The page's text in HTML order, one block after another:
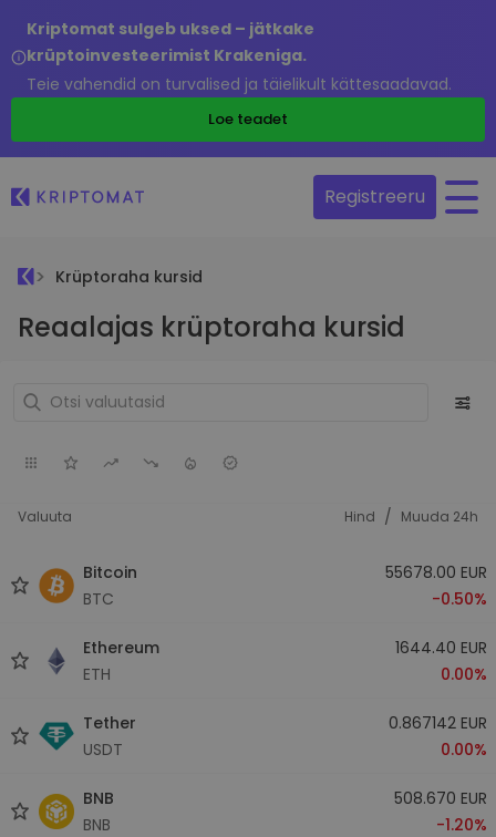
Kriptomat sulgeb uksed – jätkake
krüptoinvesteerimist Krakeniga.
Teie vahendid on turvalised ja täielikult kättesaadavad.
Loe teadet
Registreeru
Krüptoraha kursid
Reaalajas krüptoraha kursid
Valuuta Hind / Muuda 24h
Bitcoin
BTC
55678.00 EUR
-0.50%
Ethereum
ETH
1644.40 EUR
0.00%
Tether
USDT
0.867142 EUR
0.00%
BNB
BNB
508.670 EUR
-1.20%